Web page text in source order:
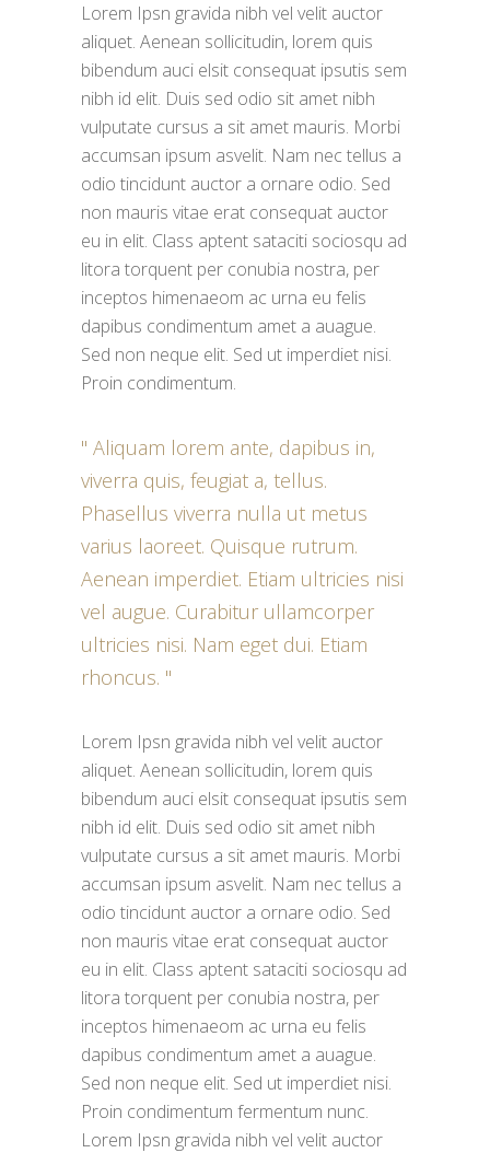
Lorem Ipsn gravida nibh vel velit auctor
aliquet. Aenean sollicitudin, lorem quis
bibendum auci elsit consequat ipsutis sem
nibh id elit. Duis sed odio sit amet nibh
vulputate cursus a sit amet mauris. Morbi
accumsan ipsum asvelit. Nam nec tellus a
odio tincidunt auctor a ornare odio. Sed
non mauris vitae erat consequat auctor
eu in elit. Class aptent sataciti sociosqu ad
litora torquent per conubia nostra, per
inceptos himenaeom ac urna eu felis
dapibus condimentum amet a auague.
Sed non neque elit. Sed ut imperdiet nisi.
Proin condimentum.
Aliquam lorem ante, dapibus in,
viverra quis, feugiat a, tellus.
Phasellus viverra nulla ut metus
varius laoreet. Quisque rutrum.
Aenean imperdiet. Etiam ultricies nisi
vel augue. Curabitur ullamcorper
ultricies nisi. Nam eget dui. Etiam
rhoncus.
Lorem Ipsn gravida nibh vel velit auctor
aliquet. Aenean sollicitudin, lorem quis
bibendum auci elsit consequat ipsutis sem
nibh id elit. Duis sed odio sit amet nibh
vulputate cursus a sit amet mauris. Morbi
accumsan ipsum asvelit. Nam nec tellus a
odio tincidunt auctor a ornare odio. Sed
non mauris vitae erat consequat auctor
eu in elit. Class aptent sataciti sociosqu ad
litora torquent per conubia nostra, per
inceptos himenaeom ac urna eu felis
dapibus condimentum amet a auague.
Sed non neque elit. Sed ut imperdiet nisi.
Proin condimentum fermentum nunc.
Lorem Ipsn gravida nibh vel velit auctor